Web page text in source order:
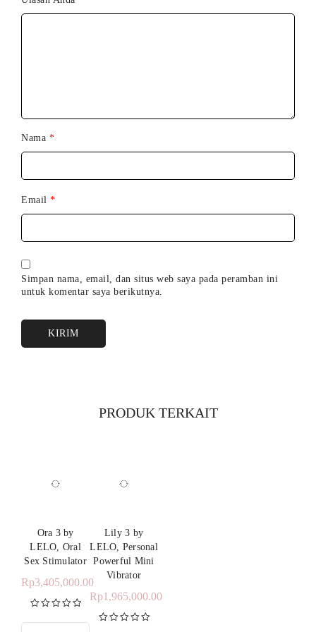
Silikon Premium Super Lembut
Auto-Off: Mati otomatis setelah 20 menit
Waktu penggunaan: Hingga 2 jam
Waktu standby: Hingga 90 hari
Panjang yang dapat dimasukkan: 140 mm / 5,5 in
Nama *
Email *
Simpan nama, email, dan situs web saya pada peramban ini
untuk komentar saya berikutnya.
PRODUK TERKAIT
Ora 3 by
LELO, Oral
Sex Stimulator
Rp3,405,000.00
Dinilai5.00
Lily 3 by
LELO, Personal
Powerful Mini
Vibrator
Rp1,965,000.00